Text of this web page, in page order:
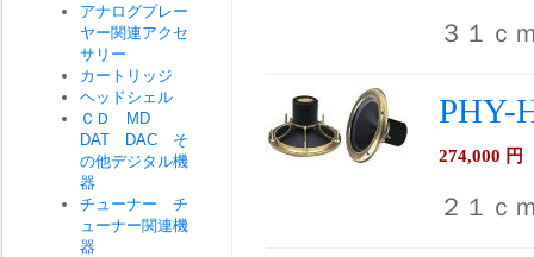
３１ｃ
PHY-
274,000 円
２１ｃ
アナログプレー
ヤー関連アクセ
サリー
カートリッジ
ヘッドシェル
ＣＤ MD
DAT DAC そ
の他デジタル機
器
チューナー チ
ューナー関連機
器